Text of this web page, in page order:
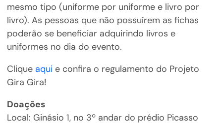
mesmo tipo (uniforme por uniforme e livro por
livro). As pessoas que não possuírem as fichas
poderão se beneficiar adquirindo livros e
uniformes no dia do evento.
Clique aqui e confira o regulamento do Projeto
Gira Gira!
Doações
Local: Ginásio 1, no 3º andar do prédio Picasso